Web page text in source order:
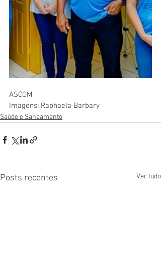
ASCOM
Imagens: Raphaela Barbary
Saúde e Saneamento
Posts recentes Ver tudo